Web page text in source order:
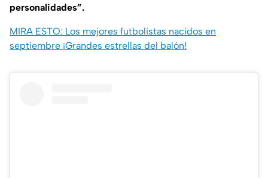
personalidades”.
MIRA ESTO: Los mejores futbolistas nacidos en
septiembre ¡Grandes estrellas del balón!